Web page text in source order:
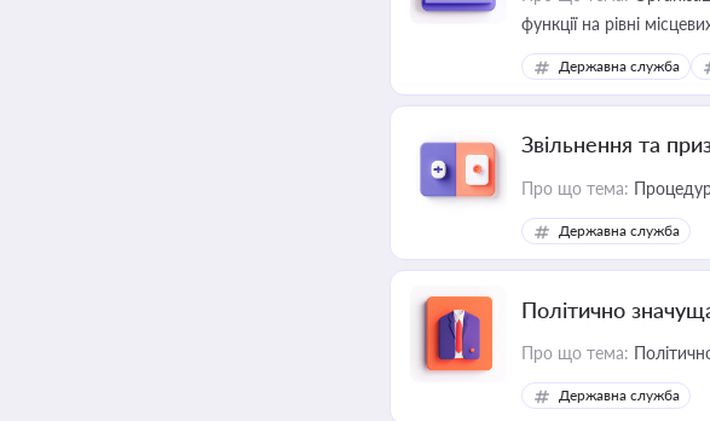
функції на рівні
Державна служба
Звільнення та
Про що тема:
Державна служба
Політично
Про що тема:
Державна служба